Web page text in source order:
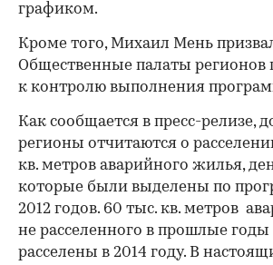
графиком.
Кроме того, Михаил Мень
Общественные палаты регионов
к контролю выполнения
Как сообщается в пресс-релизе,
регионы отчитаются о
кв. метров аварийного жилья,
которые были выделены по
2012 годов. 60 тыс. кв. метров
не расселенного в прошлые годы
расселены в 2014 году. В